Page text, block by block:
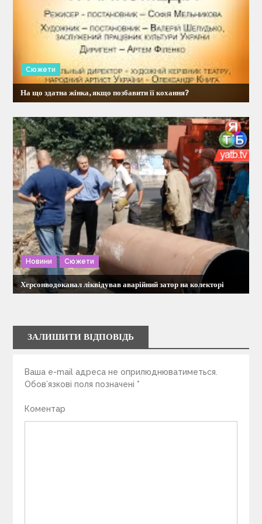
Сюжети
На що здатна жінка, якщо позбавити її кохання?
Новини Сюжети
Херсонводоканал ліквідував аварійний затор на колекторі
ЗАЛИШИТИ ВІДПОВІДЬ
Ваша e-mail адреса не оприлюднюватиметься.
Обов’язкові поля позначені *
Коментар